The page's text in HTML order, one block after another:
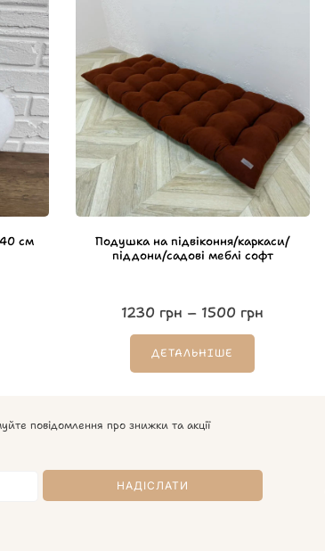
см
Подушка на підвіконня/каркаси/
піддони/садові меблі софт
1230 грн – 1500 грн
ДЕТАЛЬНІШЕ
повідомлення про знижки та акції